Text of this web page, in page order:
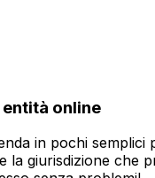
online
in pochi semplici
la giurisdizione che